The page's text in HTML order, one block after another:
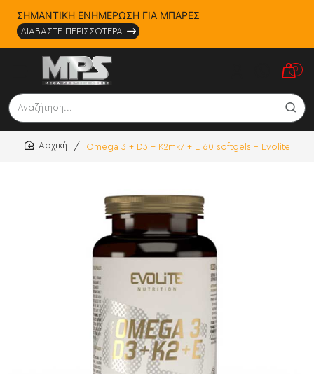
ΣΗΜΑΝΤΙΚΗ ΕΝΗΜΕΡΩΣΗ ΓΙΑ ΜΠΑΡΕΣ
ΔΙΑΒΑΣΤΕ ΠΕΡΙΣΣΟΤΕΡΑ
0
Αναζήτηση...
Omega 3 + D3 + K2mk7 + E 60 softgels - Evolite